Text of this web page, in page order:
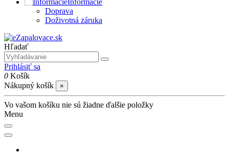
Informácie
Doprava
Doživotná záruka
Hľadať
Prihlásiť sa
0 Košík
Nákupný košík
×
Vo vašom košíku nie sú žiadne ďalšie položky
Menu